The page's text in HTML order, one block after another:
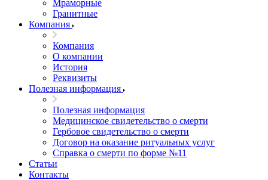
Мраморные
Гранитные
Компания
Компания
О компании
История
Реквизиты
Полезная информация
Полезная информация
Медицинское свидетельство о смерти
Гербовое свидетельство о смерти
Договор на оказание ритуальных услуг
Справка о смерти по форме №11
Статьи
Контакты